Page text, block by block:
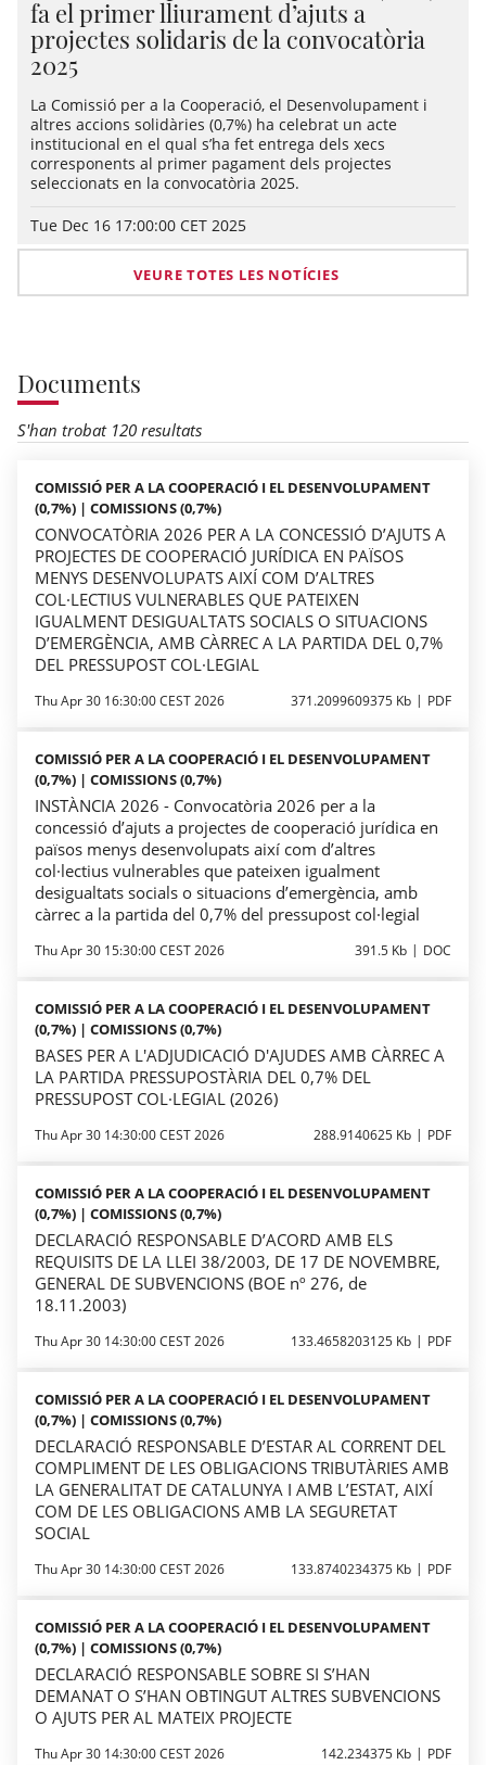
fa el primer lliurament d’ajuts a
projectes solidaris de la convocatòria
2025
La Comissió per a la Cooperació, el Desenvolupament i
altres accions solidàries (0,7%) ha celebrat un acte
institucional en el qual s’ha fet entrega dels xecs
corresponents al primer pagament dels projectes
seleccionats en la convocatòria 2025.
Tue Dec 16 17:00:00 CET 2025
VEURE TOTES LES NOTÍCIES
Documents
S'han trobat 120 resultats
COMISSIÓ PER A LA COOPERACIÓ I EL DESENVOLUPAMENT
(0,7%) | COMISSIONS (0,7%)
CONVOCATÒRIA 2026 PER A LA CONCESSIÓ D’AJUTS A
PROJECTES DE COOPERACIÓ JURÍDICA EN PAÏSOS
MENYS DESENVOLUPATS AIXÍ COM D’ALTRES
COL·LECTIUS VULNERABLES QUE PATEIXEN
IGUALMENT DESIGUALTATS SOCIALS O SITUACIONS
D’EMERGÈNCIA, AMB CÀRREC A LA PARTIDA DEL 0,7%
DEL PRESSUPOST COL·LEGIAL
Thu Apr 30 16:30:00 CEST 2026 371.2099609375 Kb PDF
COMISSIÓ PER A LA COOPERACIÓ I EL DESENVOLUPAMENT
(0,7%) | COMISSIONS (0,7%)
INSTÀNCIA 2026 - Convocatòria 2026 per a la
concessió d’ajuts a projectes de cooperació jurídica en
països menys desenvolupats així com d’altres
col·lectius vulnerables que pateixen igualment
desigualtats socials o situacions d’emergència, amb
càrrec a la partida del 0,7% del pressupost col·legial
Thu Apr 30 15:30:00 CEST 2026 391.5 Kb DOC
COMISSIÓ PER A LA COOPERACIÓ I EL DESENVOLUPAMENT
(0,7%) | COMISSIONS (0,7%)
BASES PER A L'ADJUDICACIÓ D'AJUDES AMB CÀRREC A
LA PARTIDA PRESSUPOSTÀRIA DEL 0,7% DEL
PRESSUPOST COL·LEGIAL (2026)
Thu Apr 30 14:30:00 CEST 2026 288.9140625 Kb PDF
COMISSIÓ PER A LA COOPERACIÓ I EL DESENVOLUPAMENT
(0,7%) | COMISSIONS (0,7%)
DECLARACIÓ RESPONSABLE D’ACORD AMB ELS
REQUISITS DE LA LLEI 38/2003, DE 17 DE NOVEMBRE,
GENERAL DE SUBVENCIONS (BOE nº 276, de
18.11.2003)
Thu Apr 30 14:30:00 CEST 2026 133.4658203125 Kb PDF
COMISSIÓ PER A LA COOPERACIÓ I EL DESENVOLUPAMENT
(0,7%) | COMISSIONS (0,7%)
DECLARACIÓ RESPONSABLE D’ESTAR AL CORRENT DEL
COMPLIMENT DE LES OBLIGACIONS TRIBUTÀRIES AMB
LA GENERALITAT DE CATALUNYA I AMB L’ESTAT, AIXÍ
COM DE LES OBLIGACIONS AMB LA SEGURETAT
SOCIAL
Thu Apr 30 14:30:00 CEST 2026 133.8740234375 Kb PDF
COMISSIÓ PER A LA COOPERACIÓ I EL DESENVOLUPAMENT
(0,7%) | COMISSIONS (0,7%)
DECLARACIÓ RESPONSABLE SOBRE SI S’HAN
DEMANAT O S’HAN OBTINGUT ALTRES SUBVENCIONS
O AJUTS PER AL MATEIX PROJECTE
Thu Apr 30 14:30:00 CEST 2026 142.234375 Kb PDF